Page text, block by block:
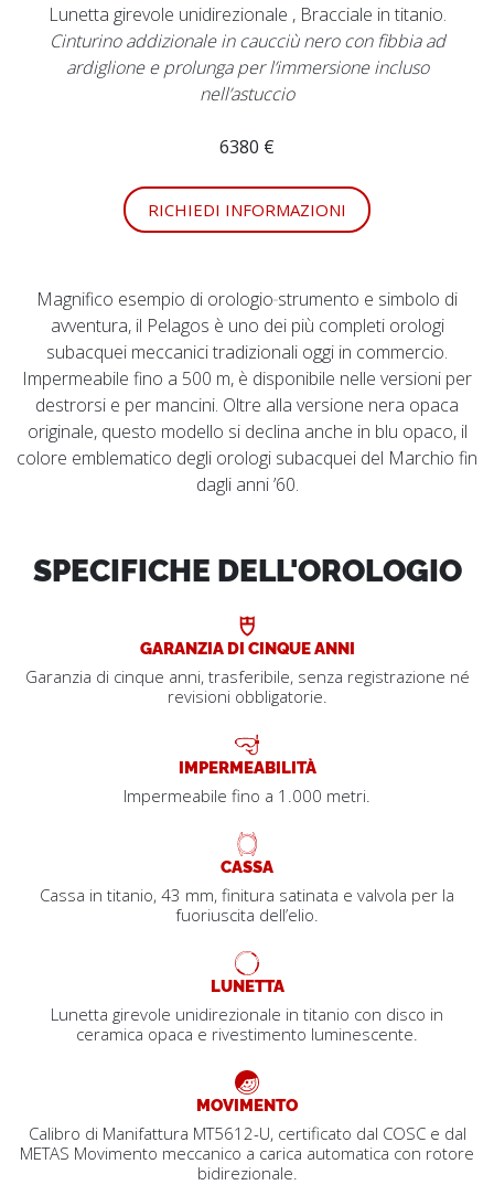
Lunetta girevole unidirezionale , Bracciale in titanio.
Cinturino addizionale in caucciù nero con fibbia ad
ardiglione e prolunga per l’immersione incluso
nell’astuccio
6380 €
RICHIEDI INFORMAZIONI
Magnifico esempio di orologio‑strumento e simbolo di
avventura, il Pelagos è uno dei più completi orologi
subacquei meccanici tradizionali oggi in commercio.
Impermeabile fino a 500 m, è disponibile nelle versioni per
destrorsi e per mancini. Oltre alla versione nera opaca
originale, questo modello si declina anche in blu opaco, il
colore emblematico degli orologi subacquei del Marchio fin
dagli anni ’60.
SPECIFICHE DELL'OROLOGIO
GARANZIA DI CINQUE ANNI
Garanzia di cinque anni, trasferibile, senza registrazione né
revisioni obbligatorie.
IMPERMEABILITÀ
Impermeabile fino a 1.000 metri.
CASSA
Cassa in titanio, 43 mm, finitura satinata e valvola per la
fuoriuscita dell’elio.
LUNETTA
Lunetta girevole unidirezionale in titanio con disco in
ceramica opaca e rivestimento luminescente.
MOVIMENTO
Calibro di Manifattura MT5612-U, certificato dal COSC e dal
METAS Movimento meccanico a carica automatica con rotore
bidirezionale.